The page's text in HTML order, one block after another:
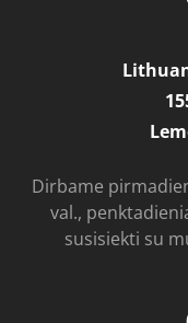
Dirbame
val.,
susisiekti su